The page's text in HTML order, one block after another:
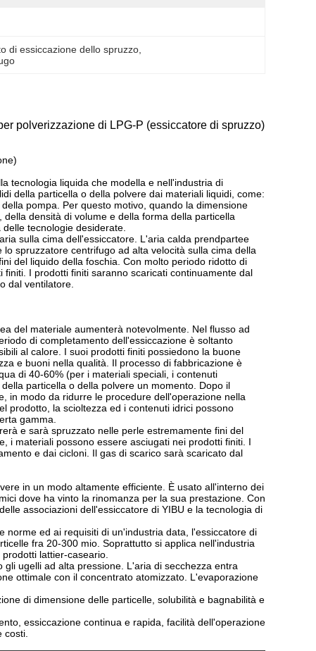
di essiccazione dello spruzzo
polverizzazione di LPG-P (essiccatore di spruzzo)
tecnologia liquida che modella e nell'industria di
della particella o della polvere dai materiali liquidi, come:
pompa. Per questo motivo, quando la dimensione
densità di volume e della forma della particella
tecnologie desiderate.
sulla cima dell'essiccatore. L'aria calda prendpartee
spruzzatore centrifugo ad alta velocità sulla cima della
del liquido della foschia. Con molto periodo ridotto di
I prodotti finiti saranno scaricati continuamente dal
dal ventilatore.
del materiale aumenterà notevolmente. Nel flusso ad
di completamento dell'essiccazione è soltanto
al calore. I suoi prodotti finiti possiedono la buone
e buoni nella qualità. Il processo di fabbricazione è
di 40-60% (per i materiali speciali, i contenuti
particella o della polvere un momento. Dopo il
in modo da ridurre le procedure dell'operazione nella
prodotto, la scioltezza ed i contenuti idrici possono
gamma.
e sarà spruzzato nelle perle estremamente fini del
i materiali possono essere asciugati nei prodotti finiti. I
e dai cicloni. Il gas di scarico sarà scaricato dal
in un modo altamente efficiente. È usato all'interno dei
dove ha vinto la rinomanza per la sua prestazione. Con
associazioni dell'essiccatore di YIBU e la tecnologia di
norme ed ai requisiti di un'industria data, l'essiccatore di
fra 20-300 mio. Soprattutto si applica nell'industria
lattier-caseario.
ugelli ad alta pressione. L'aria di secchezza entra
ottimale con il concentrato atomizzato. L'evaporazione
di dimensione delle particelle, solubilità e bagnabilità e
essiccazione continua e rapida, facilità dell'operazione